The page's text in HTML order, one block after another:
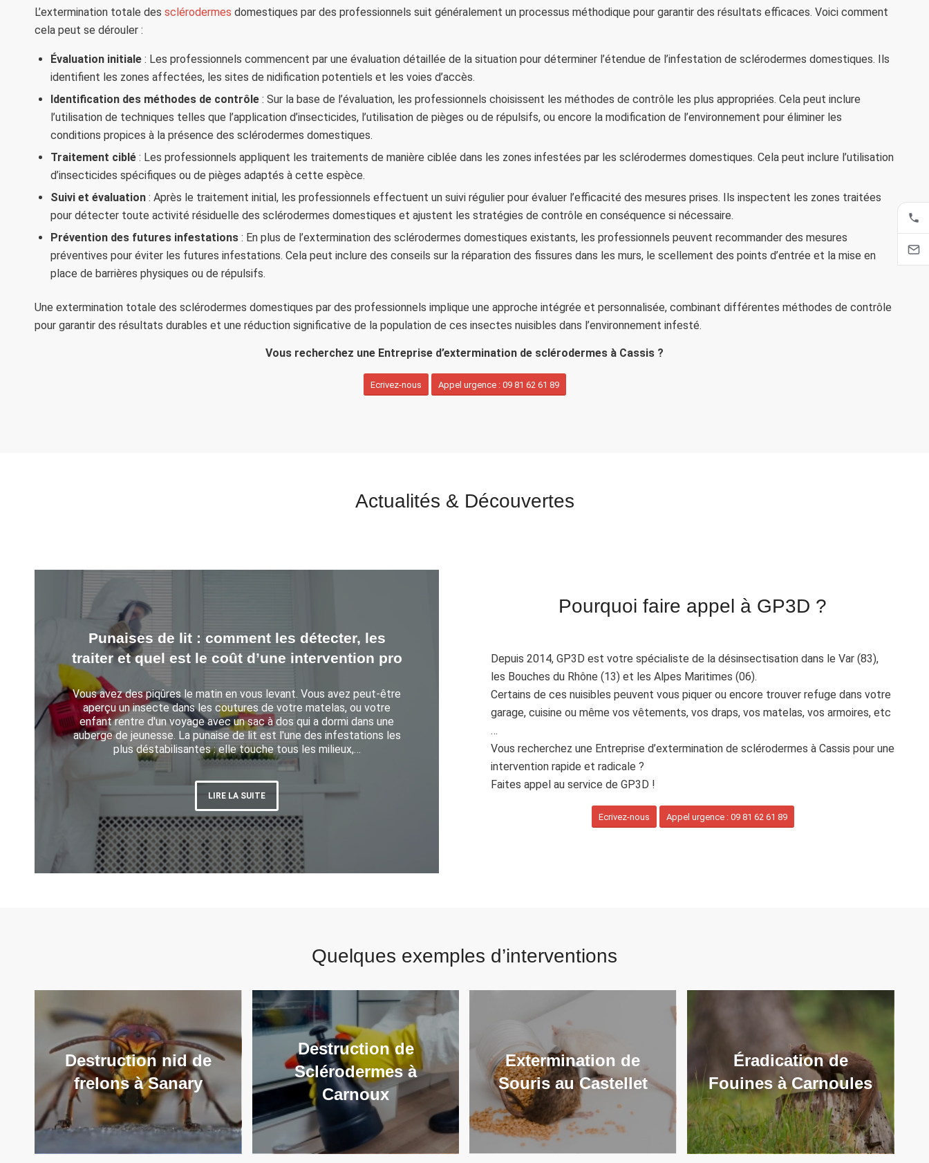
L’extermination totale des sclérodermes domestiques par des professionnels suit généralement un processus méthodique pour garantir des résultats efficaces. Voici comment
cela peut se dérouler :
Évaluation initiale : Les professionnels commencent par une évaluation détaillée de la situation pour déterminer l’étendue de l’infestation de sclérodermes domestiques. Ils
identifient les zones affectées, les sites de nidification potentiels et les voies d’accès.
Identification des méthodes de contrôle : Sur la base de l’évaluation, les professionnels choisissent les méthodes de contrôle les plus appropriées. Cela peut inclure
l’utilisation de techniques telles que l’application d’insecticides, l’utilisation de pièges ou de répulsifs, ou encore la modification de l’environnement pour éliminer les
conditions propices à la présence des sclérodermes domestiques.
Traitement ciblé : Les professionnels appliquent les traitements de manière ciblée dans les zones infestées par les sclérodermes domestiques. Cela peut inclure l’utilisation
d’insecticides spécifiques ou de pièges adaptés à cette espèce.
Suivi et évaluation : Après le traitement initial, les professionnels effectuent un suivi régulier pour évaluer l’efficacité des mesures prises. Ils inspectent les zones traitées
pour détecter toute activité résiduelle des sclérodermes domestiques et ajustent les stratégies de contrôle en conséquence si nécessaire.
Prévention des futures infestations : En plus de l’extermination des sclérodermes domestiques existants, les professionnels peuvent recommander des mesures
préventives pour éviter les futures infestations. Cela peut inclure des conseils sur la réparation des fissures dans les murs, le scellement des points d’entrée et la mise en
place de barrières physiques ou de répulsifs.
Une extermination totale des sclérodermes domestiques par des professionnels implique une approche intégrée et personnalisée, combinant différentes méthodes de contrôle
pour garantir des résultats durables et une réduction significative de la population de ces insectes nuisibles dans l’environnement infesté.
Vous recherchez une Entreprise d’extermination de sclérodermes à Cassis ?
Ecrivez-nous Appel urgence : 09 81 62 61 89
Actualités &Découvertes
Punaises de lit : comment les détecter, les
traiter et quel est le coût d’une intervention pro
Vous avez des piqûres le matin en vous levant. Vous avez peut-être
aperçu un insecte dans les coutures de votre matelas, ou votre
enfant rentre d'un voyage avec un sac à dos qui a dormi dans une
auberge de jeunesse. La punaise de lit est l'une des infestations les
plus déstabilisantes : elle touche tous les milieux,…
LIRE LA SUITE
Pourquoi faire appel à GP3D ?
Depuis 2014, GP3D est votre spécialiste de la désinsectisation dans le Var (83),
les Bouches du Rhône (13) et les Alpes Maritimes (06).
Certains de ces nuisibles peuvent vous piquer ou encore trouver refuge dans votre
garage, cuisine ou même vos vêtements, vos draps, vos matelas, vos armoires, etc
…
Vous recherchez une Entreprise d’extermination de sclérodermes à Cassis pour une
intervention rapide et radicale ?
Faites appel au service de GP3D !
Ecrivez-nous Appel urgence : 09 81 62 61 89
Quelques exemples d’interventions
Destruction nid de
frelons à Sanary
Destruction de
Sclérodermes à
Carnoux
Extermination de
Souris au Castellet
Éradication de
Fouines à Carnoules